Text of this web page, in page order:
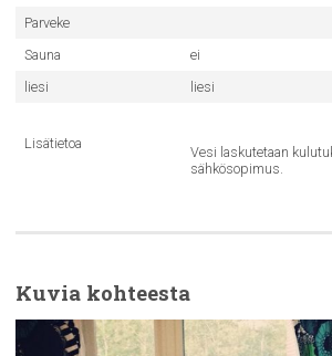
Parveke
Sauna
ei
liesi
liesi
Lisätietoa
Vesi laskutetaan
sähkösopimus.
Kuvia kohteesta